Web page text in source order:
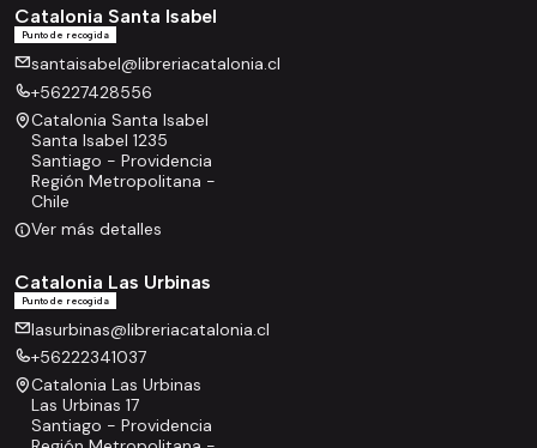
Catalonia Santa Isabel
Punto de recogida
santaisabel@libreriacatalonia.cl
+56227428556
Catalonia Santa Isabel
Santa Isabel 1235
Santiago - Providencia
Región Metropolitana -
Chile
Ver más detalles
Catalonia Las Urbinas
Punto de recogida
lasurbinas@libreriacatalonia.cl
+56222341037
Catalonia Las Urbinas
Las Urbinas 17
Santiago - Providencia